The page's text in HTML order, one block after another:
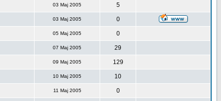
03 Maj 2005 5
03 Maj 2005 0
05 Maj 2005 0
07 Maj 2005 29
09 Maj 2005 129
10 Maj 2005 10
11 Maj 2005 0